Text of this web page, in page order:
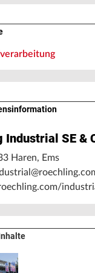
Industrial SE &
Haren, Ems